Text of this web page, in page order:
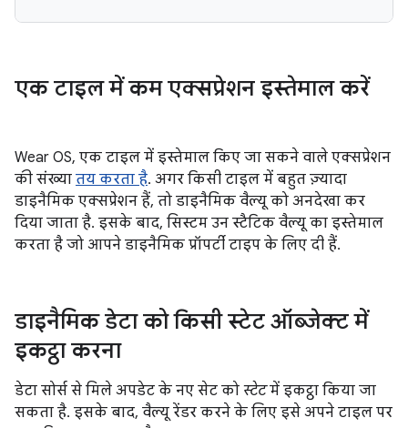
एक टाइल में कम एक्सप्रेशन इस्तेमाल करें
Wear OS, एक टाइल में इस्तेमाल किए जा सकने वाले एक्सप्रेशन
की संख्या तय करता है. अगर किसी टाइल में बहुत ज़्यादा
डाइनैमिक एक्सप्रेशन हैं, तो डाइनैमिक वैल्यू को अनदेखा कर
दिया जाता है. इसके बाद, सिस्टम उन स्टैटिक वैल्यू का इस्तेमाल
करता है जो आपने डाइनैमिक प्रॉपर्टी टाइप के लिए दी हैं.
डाइनैमिक डेटा को किसी स्टेट ऑब्जेक्ट में
इकट्ठा करना
डेटा सोर्स से मिले अपडेट के नए सेट को स्टेटमें इकट्ठा किया जा
सकता है. इसके बाद, वैल्यू रेंडर करने के लिए इसे अपने टाइल पर